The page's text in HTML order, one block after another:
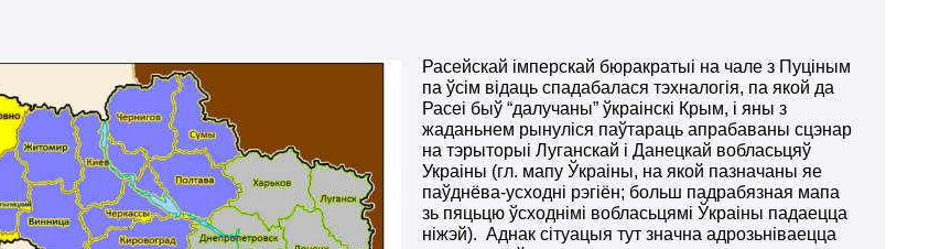
Расейскай імперскай бюракратыі на чале з Пуціным
па ўсім відаць спадабалася тэхналогія, па якой да
Расеі быў “далучаны” ўкраінскі Крым, і яны з
жаданьнем рынуліся паўтараць апрабаваны сцэнар
на тэрыторыі Луганскай і Данецкай вобласьцяў
Украіны (гл. мапу Ўкраіны, на якой пазначаны яе
паўднёва-усходні рэгіён; больш падрабязная мапа
зь пяцьцю ўсходнімі вобласьцямі Ўкраіны падаецца
ніжэй). Аднак сітуацыя тут значна адрозьніваецца